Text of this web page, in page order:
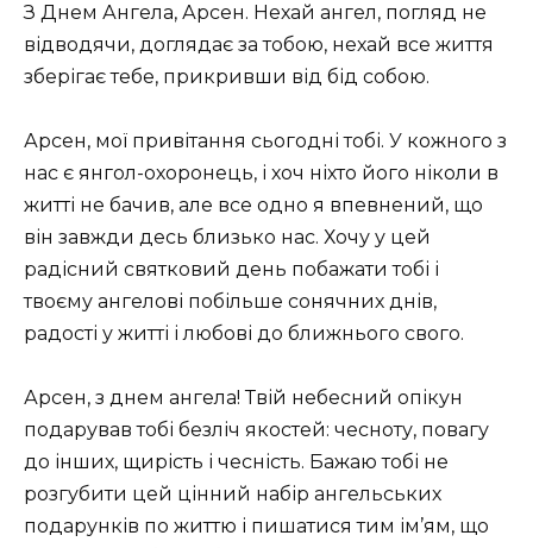
З Днем Ангела, Арсен. Нехай ангел, погляд не
відводячи, доглядає за тобою, нехай все життя
зберігає тебе, прикривши від бід собою.
Арсен, мої привітання сьогодні тобі. У кожного з
нас є янгол-охоронець, і хоч ніхто його ніколи в
житті не бачив, але все одно я впевнений, що
він завжди десь близько нас. Хочу у цей
радісний святковий день побажати тобі і
твоєму ангелові побільше сонячних днів,
радості у житті і любові до ближнього свого.
Арсен, з днем ​​ангела! Твій небесний опікун
подарував тобі безліч якостей: чесноту, повагу
до інших, щирість і чесність. Бажаю тобі не
розгубити цей цінний набір ангельських
подарунків по життю і пишатися тим ім’ям, що